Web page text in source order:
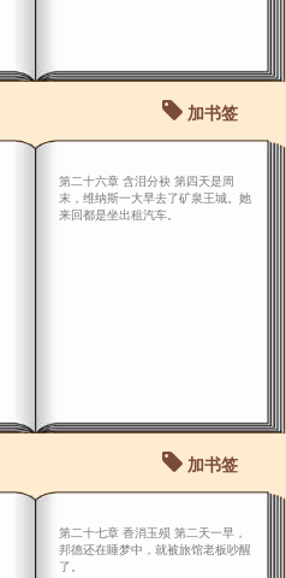
加书签
第二十六章 含泪分袂 第四天是周
末，维纳斯一大早去了矿泉王城。她
来回都是坐出租汽车。
加书签
第二十七章 香消玉殒 第二天一早，
邦德还在睡梦中，就被旅馆老板吵醒
了。